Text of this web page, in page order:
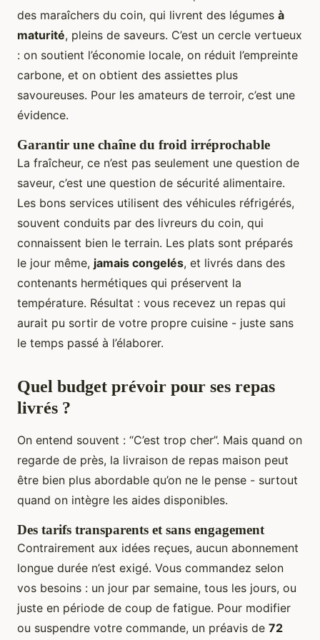
des maraîchers du coin, qui livrent des légumes à
maturité, pleins de saveurs. C’est un cercle vertueux
: on soutient l’économie locale, on réduit l’empreinte
carbone, et on obtient des assiettes plus
savoureuses. Pour les amateurs de terroir, c’est une
évidence.
Garantir une chaîne du froid irréprochable
La fraîcheur, ce n’est pas seulement une question de
saveur, c’est une question de sécurité alimentaire.
Les bons services utilisent des véhicules réfrigérés,
souvent conduits par des livreurs du coin, qui
connaissent bien le terrain. Les plats sont préparés
le jour même, jamais congelés, et livrés dans des
contenants hermétiques qui préservent la
température. Résultat : vous recevez un repas qui
aurait pu sortir de votre propre cuisine - juste sans
le temps passé à l’élaborer.
Quel budget prévoir pour ses repas
livrés ?
On entend souvent : “C’est trop cher”. Mais quand on
regarde de près, la livraison de repas maison peut
être bien plus abordable qu’on ne le pense - surtout
quand on intègre les aides disponibles.
Des tarifs transparents et sans engagement
Contrairement aux idées reçues, aucun abonnement
longue durée n’est exigé. Vous commandez selon
vos besoins : un jour par semaine, tous les jours, ou
juste en période de coup de fatigue. Pour modifier
ou suspendre votre commande, un préavis de 72